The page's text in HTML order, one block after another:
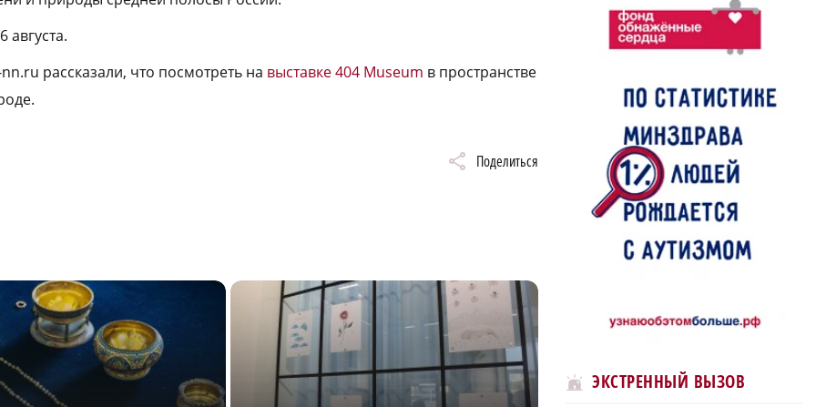
августа.
рассказали, что посмотреть на выставке 404 Museum в пространстве
Поделиться
ЭКСТРЕННЫЙ ВЫЗОВ